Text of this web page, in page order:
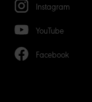
Instagram
YouTube
Facebook